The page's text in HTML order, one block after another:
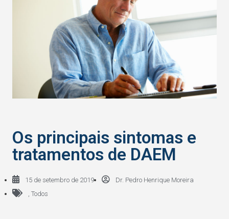
Os principais sintomas e
tratamentos de DAEM
15 de setembro de 2019
Dr. Pedro Henrique Moreira
, Todos